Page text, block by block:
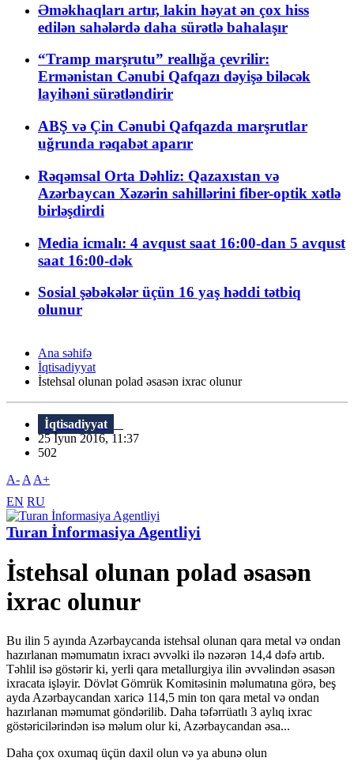
Əməkhaqları artır, lakin həyat ən çox hiss
edilən sahələrdə daha sürətlə bahalaşır
“Tramp marşrutu” reallığa çevrilir:
Ermənistan Cənubi Qafqazı dəyişə biləcək
layihəni sürətləndirir
ABŞ və Çin Cənubi Qafqazda marşrutlar
uğrunda rəqabət aparır
Rəqəmsal Orta Dəhliz: Qazaxıstan və
Azərbaycan Xəzərin sahillərini fiber-optik xətlə
birləşdirdi
Media icmalı: 4 avqust saat 16:00-dan 5 avqust
saat 16:00-dək
Sosial şəbəkələr üçün 16 yaş həddi tətbiq
olunur
Ana səhifə
İqtisadiyyat
İstehsal olunan polad əsasən ixrac olunur
İqtisadiyyat
25 İyun 2016, 11:37
502
A- A A+
EN RU
Turan İnformasiya Agentliyi
İstehsal olunan polad əsasən
ixrac olunur
Bu ilin 5 ayında Azərbaycanda istehsal olunan qara metal və ondan
hazırlanan məmumatın ixracı əvvəlki ilə nəzərən 14,4 dəfə artıb.
Təhlil isə göstərir ki, yerli qara metallurgiya ilin əvvəlindən əsasən
ixracata işləyir. Dövlət Gömrük Komitəsinin məlumatına görə, beş
ayda Azərbaycandan xaricə 114,5 min ton qara metal və ondan
hazırlanan məmumat göndərilib. Daha təfərrüatlı 3 aylıq ixrac
göstəricilərindən isə məlum olur ki, Azərbaycandan əsa...
Daha çox oxumaq üçün daxil olun və ya abunə olun